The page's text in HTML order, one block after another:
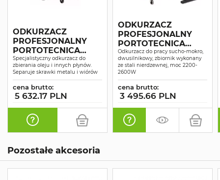
ODKURZACZ
PROFESJONALNY
PORTOTECNICA
TOPPER 3/78 OIL
Specjalistyczny odkurzacz do
zbierania oleju i innych płynów.
Separuje skrawki metalu i wiórów
cena brutto:
5 632.17 PLN
ODKURZACZ
PROFESJONALNY
PORTOTECNICA
TOPPER 2/78 W&D
SUCHO-MOKRO
Odkurzacz do pracy sucho-mokro,
dwusilnikowy, zbiornik wykonany
ze stali nierdzewnej, moc 2200-
2600W
cena brutto:
3 495.66 PLN
Pozostałe akcesoria